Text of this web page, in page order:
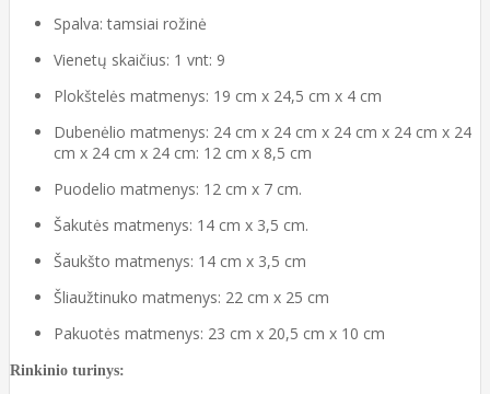
Spalva: tamsiai rožinė
Vienetų skaičius: 1 vnt: 9
Plokštelės matmenys: 19 cm x 24,5 cm x 4 cm
Dubenėlio matmenys: 24 cm x 24 cm x 24 cm x 24 cm x 24
cm x 24 cm x 24 cm: 12 cm x 8,5 cm
Puodelio matmenys: 12 cm x 7 cm.
Šakutės matmenys: 14 cm x 3,5 cm.
Šaukšto matmenys: 14 cm x 3,5 cm
Šliaužtinuko matmenys: 22 cm x 25 cm
Pakuotės matmenys: 23 cm x 20,5 cm x 10 cm
Rinkinio turinys: